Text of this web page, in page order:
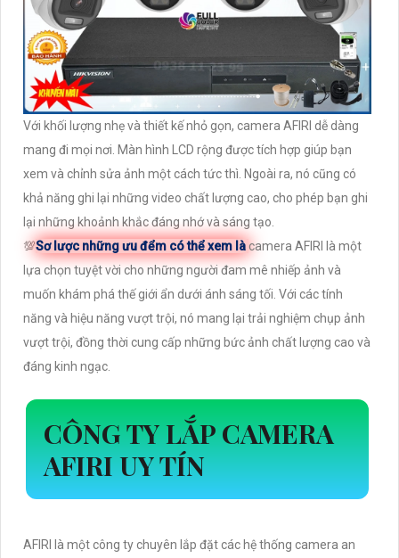
Với khối lượng nhẹ và thiết kế nhỏ gọn, camera AFIRI dễ dàng
mang đi mọi nơi. Màn hình LCD rộng được tích hợp giúp bạn
xem và chỉnh sửa ảnh một cách tức thì. Ngoài ra, nó cũng có
khả năng ghi lại những video chất lượng cao, cho phép bạn ghi
lại những khoảnh khắc đáng nhớ và sáng tạo.
💯Sơ lược những ưu đểm có thể xem làcamera AFIRI là một
lựa chọn tuyệt vời cho những người đam mê nhiếp ảnh và
muốn khám phá thế giới ẩn dưới ánh sáng tối. Với các tính
năng và hiệu năng vượt trội, nó mang lại trải nghiệm chụp ảnh
vượt trội, đồng thời cung cấp những bức ảnh chất lượng cao và
đáng kinh ngạc.
CÔNG TY LẮP CAMERA
AFIRI UY TÍN
AFIRI là một công ty chuyên lắp đặt các hệ thống camera an